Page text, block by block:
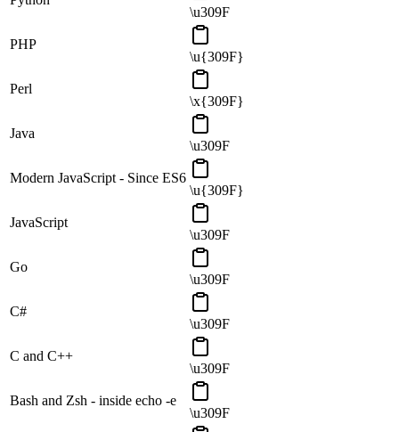
\u309F
PHP
\u{309F}
Perl
\x{309F}
Java
\u309F
Modern JavaScript - Since ES6
\u{309F}
JavaScript
\u309F
Go
\u309F
C#
\u309F
C and C++
\u309F
Bash and Zsh - inside echo -e
\u309F